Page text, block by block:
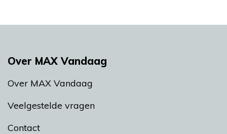
Over MAX Vandaag
Over MAX Vandaag
Veelgestelde vragen
Contact